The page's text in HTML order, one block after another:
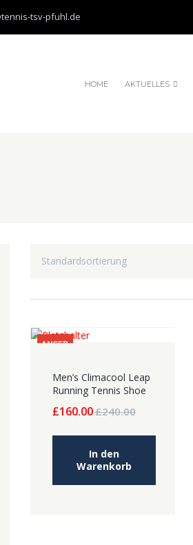
tsv-pfuhl.de
HOME AKTUELLES
ANGEB
Men’s Climacool Leap
Running Tennis Shoe
£240.00
Ursprünglicher
war:
£240.00
£160.00Aktueller
ist:
£160.00.
In den
Warenkorb